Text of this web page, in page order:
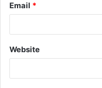
Email *
Website